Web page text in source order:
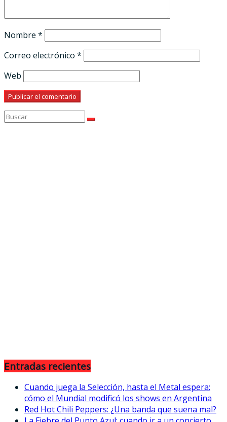
Nombre *
Correo electrónico *
Web
Entradas recientes
Cuando juega la Selección, hasta el Metal espera:
cómo el Mundial modificó los shows en Argentina
Red Hot Chili Peppers: ¿Una banda que suena mal?